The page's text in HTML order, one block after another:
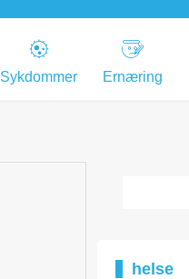
Sykdommer Ernæring
helse